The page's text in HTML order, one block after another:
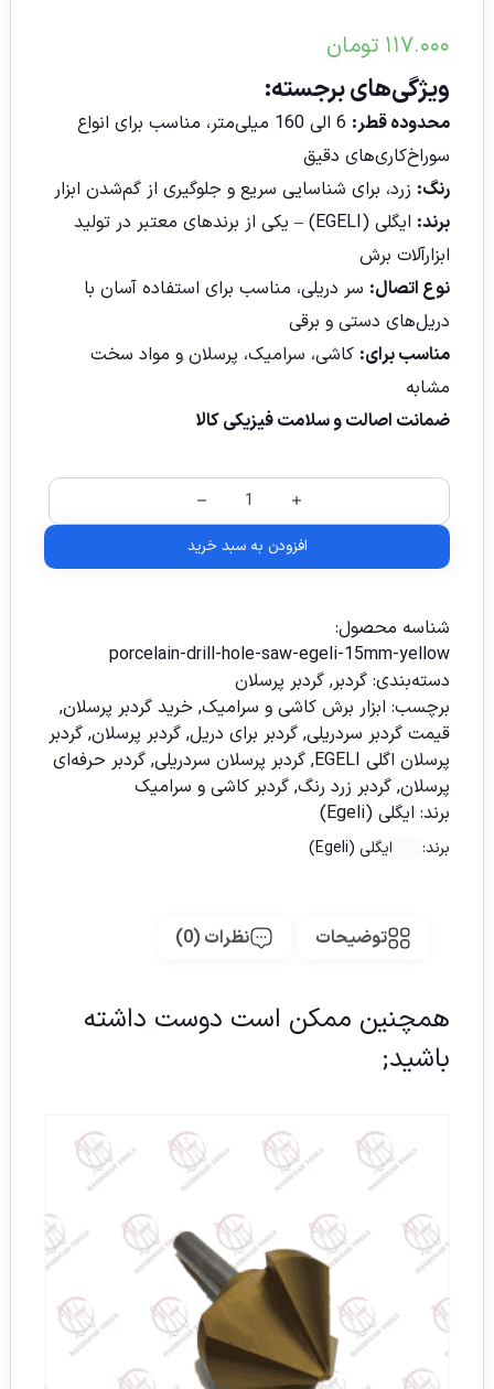
۱۱۷.۰۰۰ تومان
ویژگی‌های برجسته:
محدوده قطر:
6 الی 160 میلی‌متر، مناسب برای انواع
سوراخ‌کاری‌های دقیق
رنگ: زرد، برای شناسایی سریع و جلوگیری از گم‌شدن ابزار
برند:
ایگلی (EGELI) – یکی از برندهای معتبر در تولید
ابزارآلات برش
نوع اتصال: سر دریلی، مناسب برای استفاده آسان با
دریل‌های دستی و برقی
مناسب برای: کاشی، سرامیک، پرسلان و مواد سخت
مشابه
ضمانت اصالت و سلامت فیزیکی کالا
افزودن به سبد خرید
شناسه محصول:
porcelain-drill-hole-saw-egeli-15mm-yellow
دسته‌بندی: گردبر, گردبر پرسلان
برچسب: ابزار برش کاشی و سرامیک, خرید گردبر پرسلان,
قیمت گردبر سردریلی, گردبر برای دریل, گردبر پرسلان, گردبر
پرسلان اگلی EGELI
, گردبر پرسلان سردریلی, گردبر حرفه‌ای
پرسلان, گردبر زرد رنگ, گردبر کاشی و سرامیک
برند: ایگلی (Egeli)
برند: ایگلی (Egeli)
توضیحات نظرات (0)
همچنین ممکن است دوست داشته
باشید;